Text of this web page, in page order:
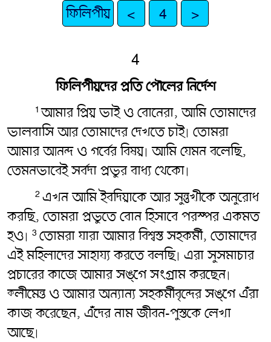
ফিলিপীয় < 4 >
4
ফিলিপীয়দের প্রতি পৌলের নির্দেশ
1আমার প্রিয় ভাই ও বোনেরা, আমি তোমাদের
ভালবাসি আর তোমাদের দেখতে চাই৷ তোমরা
আমার আনন্দ ও গর্বের বিষয়৷ আমি যেমন বলেছি,
তেমনভাবেই সর্বদা প্রভুর বাধ্য থেকো৷
2 এখন আমি ইবদিয়াকে আর সুন্তুখীকে অনুরোধ
করছি, তোমরা প্রভুতে বোন হিসাবে পরস্পর একমত
হও৷ 3 তোমরা যারা আমার বিশ্বস্ত সহকর্মী, তোমাদের
এই মহিলাদের সাহায্য করতে বলছি৷ এরা সুসমাচার
প্রচারের কাজে আমার সঙ্গে সংগ্রাম করছেন৷
ক্লীমেন্ত ও আমার অন্যান্য সহকর্মীবৃন্দের সঙ্গে এঁরা
কাজ করেছেন, এঁদের নাম জীবন-পুস্তকে লেখা
আছে৷